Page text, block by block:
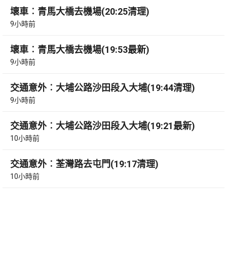
壞車︰青馬大橋去機場(20:25清理)
9小時前
壞車︰青馬大橋去機場(19:53最新)
9小時前
交通意外︰大埔公路沙田段入大埔(19:44清理)
9小時前
交通意外︰大埔公路沙田段入大埔(19:21最新)
10小時前
交通意外︰荃灣路去屯門(19:17清理)
10小時前